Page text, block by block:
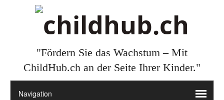
"Fördern Sie das Wachstum – Mit
ChildHub.ch an der Seite Ihrer Kinder."